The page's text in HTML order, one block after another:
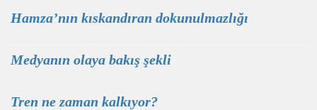
Hamza’nın kıskandıran dokunulmazlığı
Medyanın olaya bakış şekli
Tren ne zaman kalkıyor?